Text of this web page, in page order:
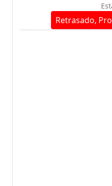
Retrasado,